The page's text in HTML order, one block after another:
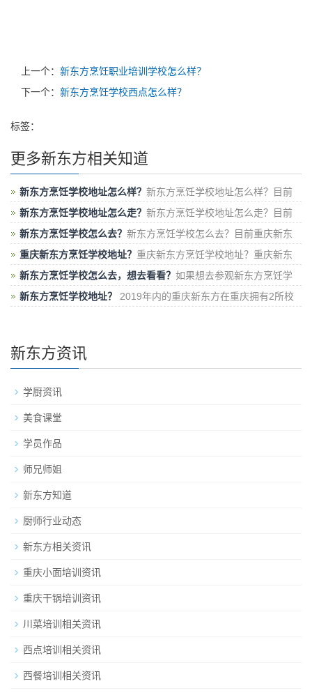
上一个： 新东方烹饪职业培训学校怎么样？
下一个： 新东方烹饪学校西点怎么样？
标签：
更多新东方相关知道
新东方烹饪学校地址怎么样？ 新东方烹饪学校地址怎么样？目前
新东方咋重庆市内拥有后2所校区，渝
新东方烹饪学校地址怎么走？ 新东方烹饪学校地址怎么走？目前
重庆新东方在重庆市内拥有渝北、沙
新东方烹饪学校怎么去？ 新东方烹饪学校怎么去？目前重庆新东
方在重庆市内拥有两所校区，一个
重庆新东方烹饪学校地址？ 重庆新东方烹饪学校地址？重庆新东
方烹饪学校在目前，一共拥有两所校
新东方烹饪学校怎么去，想去看看？ 如果想去参观新东方烹饪学
校，又不知道地址在哪里，可以直接在线咨询
新东方烹饪学校地址？
2019年内的重庆新东方在重庆拥有2所校
新东方资讯
学厨资讯
美食课堂
学员作品
师兄师姐
新东方知道
厨师行业动态
新东方相关资讯
重庆小面培训资讯
重庆干锅培训资讯
川菜培训相关资讯
西点培训相关资讯
西餐培训相关资讯